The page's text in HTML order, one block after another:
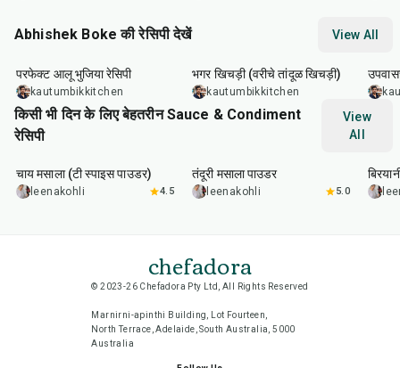
Abhishek Boke की रेसिपी देखें View All
परफेक्ट आलू भुजिया रेसिपी
kautumbikkitchen
भगर खिचड़ी (वरीचे तांदूळ खिचड़ी)
kautumbikkitchen
किसी भी दिन के लिए बेहतरीन Sauce & Condiment
रेसिपी
View
All
15min
चाय मसाला (टी स्पाइस पाउडर)
leenakohli 4.5
तंदूरी मसाला पाउडर
leenakohli 5.0
chefadora
© 2023-26 Chefadora Pty Ltd, All Rights Reserved
Marnirni-apinthi Building, Lot Fourteen,
North Terrace, Adelaide, South Australia, 5000
Australia